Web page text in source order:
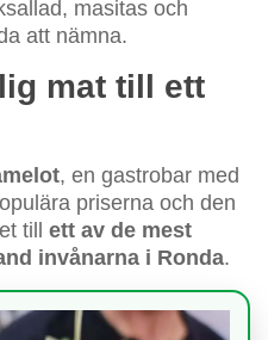
masitas och
att nämna.
mat till ett
, en gastrobar med
priserna och den
till ett av de mest
invånarna i Ronda.